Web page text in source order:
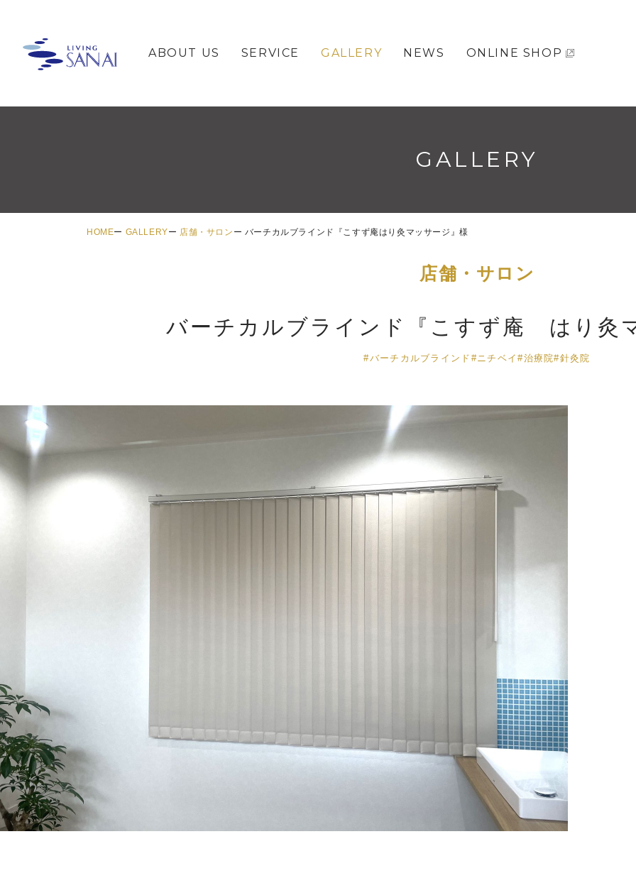
ABOUT US SERVICE GALLERY NEWS ONLINE SHOP
GALLERY
HOME GALLERY 店舗・サロン バーチカルブラインド『こすず庵はり灸マッサージ』様
店舗・サロン
バーチカルブラインド『こすず庵 はり灸
#バーチカルブラインド #ニチベイ#治療院#針灸院